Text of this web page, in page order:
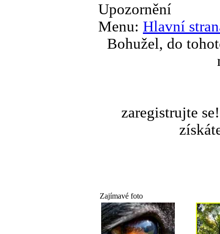
Upozornění
Menu: Hlavní
Bohužel, do
zaregistrujte
Zajímavé foto